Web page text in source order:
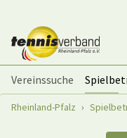
Vereinssuche
Sie sind hier:
Rheinland-Pfalz